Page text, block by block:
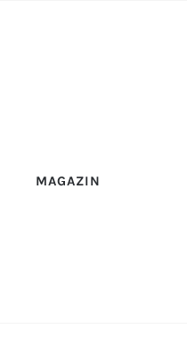
MAGAZIN